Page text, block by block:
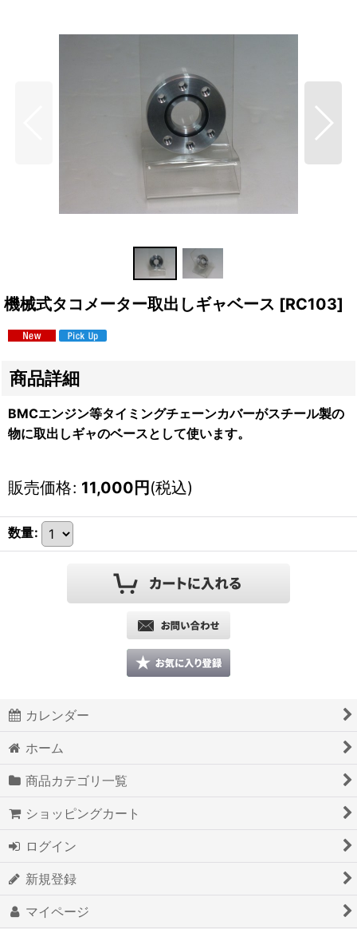
機械式タコメーター取出しギャベース [RC103]
商品詳細
BMCエンジン等タイミングチェーンカバーがスチール製の
物に取出しギャのベースとして使います。
販売価格: 11,000 円 (税込)
数量:
カレンダー
ホーム
商品カテゴリ一覧
ショッピングカート
ログイン
新規登録
マイページ